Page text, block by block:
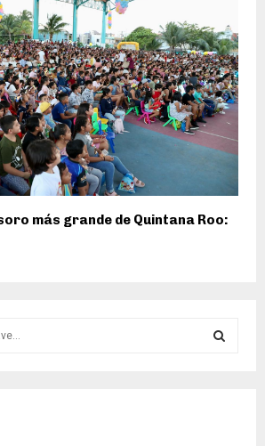
más grande de Quintana Roo: